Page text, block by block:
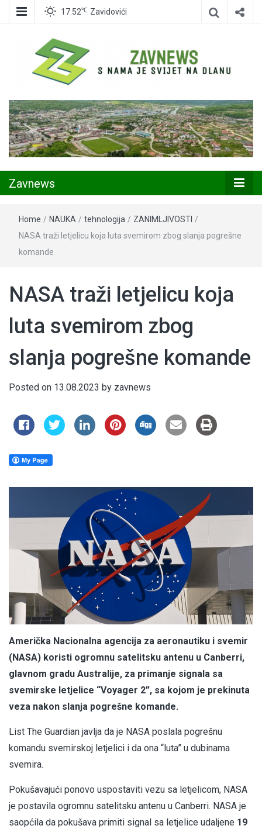
17.52℃ Zavidovići
Zavnews
Zavnews
Home / NAUKA / tehnologija / ZANIMLJIVOSTI /
NASA traži letjelicu koja luta svemirom zbog slanja pogrešne
komande
NASA traži letjelicu koja
luta svemirom zbog
slanja pogrešne komande
Posted on 13.08.2023 by zavnews
Američka Nacionalna agencija za aeronautiku i svemir
(NASA) koristi ogromnu satelitsku antenu u Canberri,
glavnom gradu Australije, za primanje signala sa
svemirske letjelice “Voyager 2”, sa kojom je prekinuta
veza nakon slanja pogrešne komande.
List The Guardian javlja da je NASA poslala pogrešnu
komandu svemirskoj letjelici i da ona “luta” u dubinama
svemira.
Pokušavajući ponovo uspostaviti vezu sa letjelicom, NASA
je postavila ogromnu satelitsku antenu u Canberri. NASA je
saopćila da pokušava primiti signal sa letjelice udaljene 19